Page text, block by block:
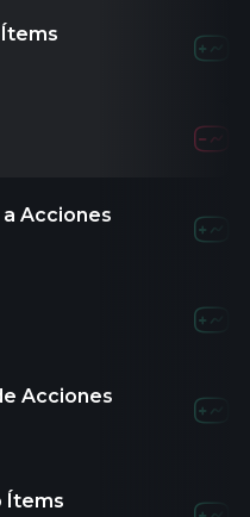
Acciones
Acciones
Ítems